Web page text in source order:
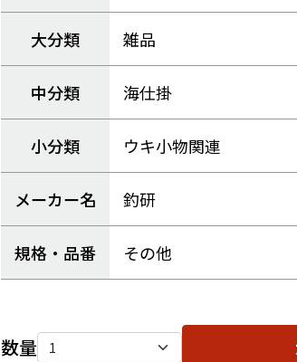
大分類 雑品
中分類 海仕掛
小分類 ウキ小物関連
メーカー名 釣研
規格・品番 その他
数量